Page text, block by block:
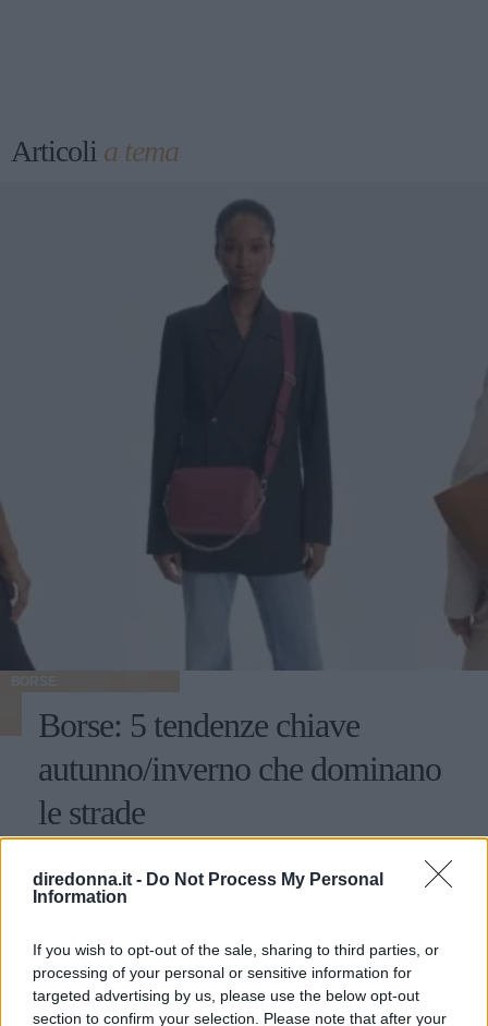
diredonna.it - Do Not Process My Personal
Information
If you wish to opt-out of the sale, sharing to third parties, or
processing of your personal or sensitive information for
targeted advertising by us, please use the below opt-out
section to confirm your selection. Please note that after your
Articoli a tema
BORSE
Borse: 5 tendenze chiave
autunno/inverno che dominano
le strade
passando per tutte le nuances del rosso e del marrine che
scaldano l’inverno: ecco le cinque tendenze borse che
REDAZIONE DIREDONNA